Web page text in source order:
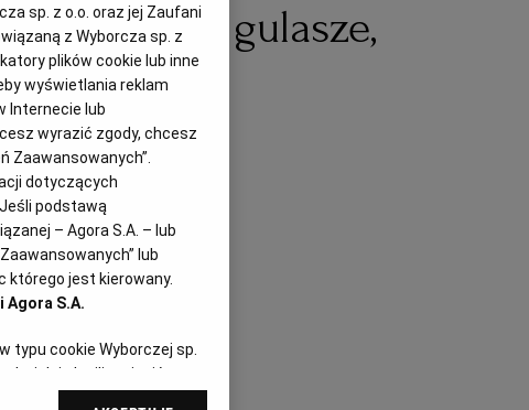
wegańskie gulasze,
sp. z o.o. oraz jej Zaufani
z Wyborcza sp. z
plików cookie lub inne
wyświetlania reklam
Internecie lub
wyrazić zgody, chcesz
Zaawansowanych”.
dotyczących
podstawą
– Agora S.A. – lub
lub
jest kierowany.
Agora S.A.
typu cookie Wyborczej sp.
każdej chwili zmienić
preferencjami dot.